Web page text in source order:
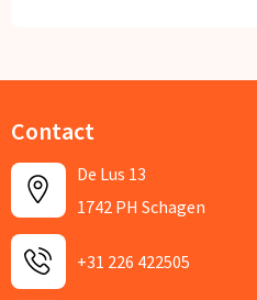
Contact
De Lus 13
1742 PH Schagen
+31 226 422505